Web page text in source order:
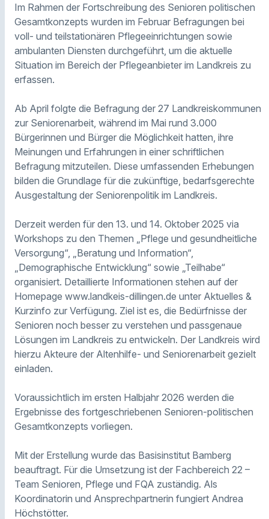
Im Rahmen der Fortschreibung des Senioren politischen
Gesamtkonzepts wurden im Februar Befragungen bei
voll- und teilstationären Pflegeeinrichtungen sowie
ambulanten Diensten durchgeführt, um die aktuelle
Situation im Bereich der Pflegeanbieter im Landkreis zu
erfassen.
Ab April folgte die Befragung der 27 Landkreiskommunen
zur Seniorenarbeit, während im Mai rund 3.000
Bürgerinnen und Bürger die Möglichkeit hatten, ihre
Meinungen und Erfahrungen in einer schriftlichen
Befragung mitzuteilen. Diese umfassenden Erhebungen
bilden die Grundlage für die zukünftige, bedarfsgerechte
Ausgestaltung der Seniorenpolitik im Landkreis.
Derzeit werden für den 13. und 14. Oktober 2025 via
Workshops zu den Themen „Pflege und gesundheitliche
Versorgung“, „Beratung und Information“,
„Demographische Entwicklung“ sowie „Teilhabe“
organisiert. Detaillierte Informationen stehen auf der
Homepage www.landkeis-dillingen.de unter Aktuelles &
Kurzinfo zur Verfügung. Ziel ist es, die Bedürfnisse der
Senioren noch besser zu verstehen und passgenaue
Lösungen im Landkreis zu entwickeln. Der Landkreis wird
hierzu Akteure der Altenhilfe- und Seniorenarbeit gezielt
einladen.
Voraussichtlich im ersten Halbjahr 2026 werden die
Ergebnisse des fortgeschriebenen Senioren-politischen
Gesamtkonzepts vorliegen.
Mit der Erstellung wurde das Basisinstitut Bamberg
beauftragt. Für die Umsetzung ist der Fachbereich 22 –
Team Senioren, Pflege und FQA zuständig. Als
Koordinatorin und Ansprechpartnerin fungiert Andrea
Höchstötter.